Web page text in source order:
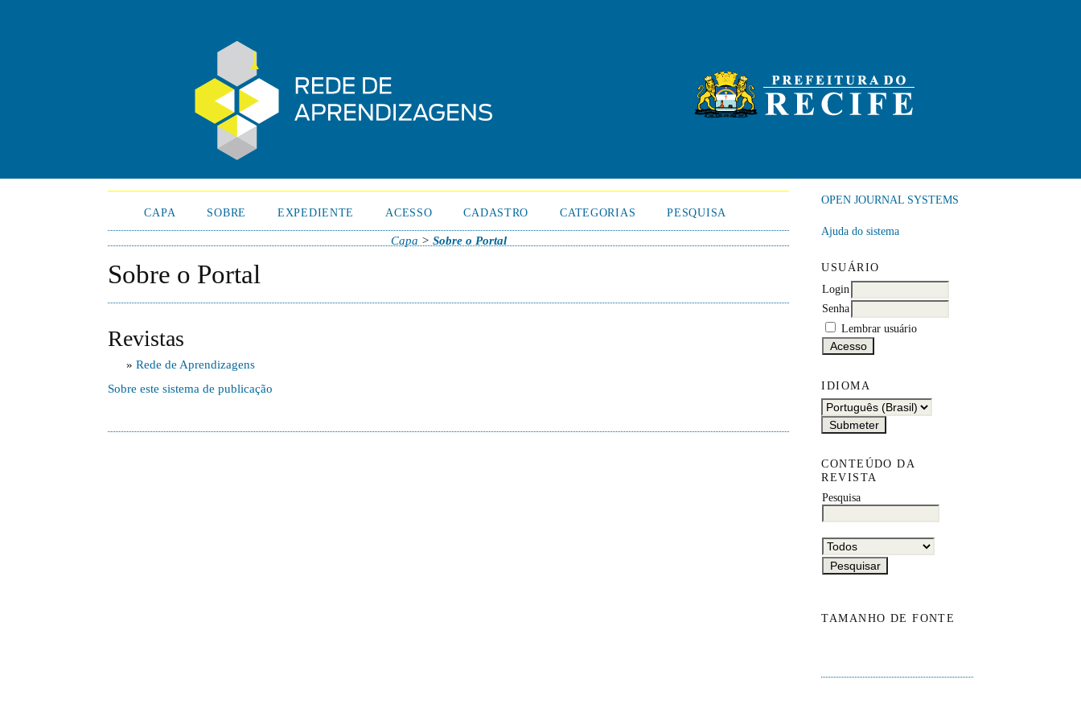
OPEN JOURNAL SYSTEMS
Ajuda do sistema
USUÁRIO
Login
Senha
Lembrar usuário
IDIOMA
CONTEÚDO DA
REVISTA
Pesquisa
TAMANHO DE FONTE
CAPA SOBRE EXPEDIENTE ACESSO CADASTRO CATEGORIAS PESQUISA
Capa > Sobre o Portal
Sobre o Portal
Revistas
»Rede de Aprendizagens
Sobre este sistema de publicação